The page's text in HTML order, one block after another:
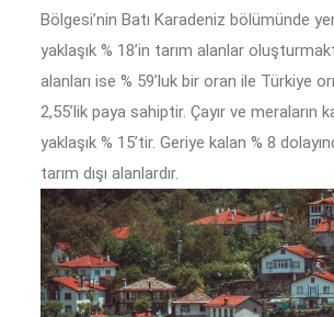
Bölgesi’nin Batı Karadeniz bölümünde
yaklaşık % 18’in tarım alanlar
alanları ise % 59’luk bir oran ile Türkiye
2,55’lik paya sahiptir. Çayır ve meraların
yaklaşık % 15’tir. Geriye kalan % 8
tarım dışı alanlardır.